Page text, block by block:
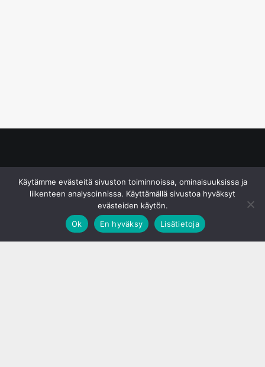
Käytämme evästeitä sivuston toiminnoissa, ominaisuuksissa ja
liikenteen analysoinnissa. Käyttämällä sivustoa hyväksyt
evästeiden käytön.
Ok
En hyväksy Lisätietoja